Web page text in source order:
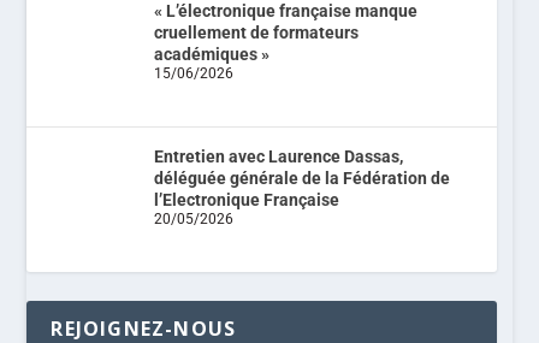
« L’électronique française manque
cruellement de formateurs
académiques »
15/06/2026
Entretien avec Laurence Dassas,
déléguée générale de la Fédération de
l’Electronique Française
20/05/2026
REJOIGNEZ-NOUS